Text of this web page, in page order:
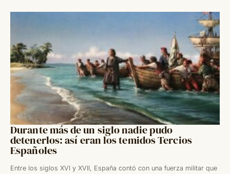
Durante más de un siglo nadie pudo
detenerlos: así eran los temidos Tercios
Españoles
Entre los siglos XVI y XVII, España contó con una fuerza militar que